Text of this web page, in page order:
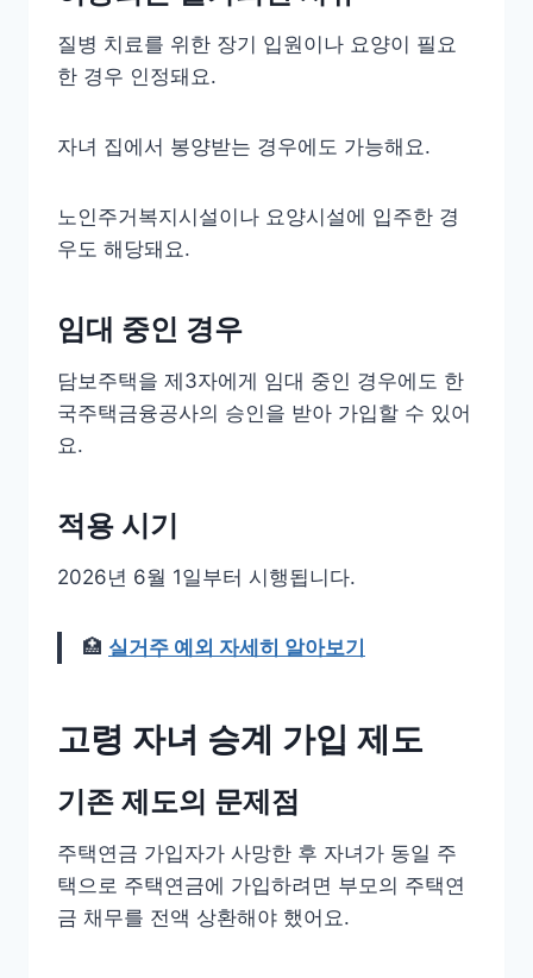
질병 치료를 위한 장기 입원이나 요양이 필요
한 경우 인정돼요.
자녀 집에서 봉양받는 경우에도 가능해요.
노인주거복지시설이나 요양시설에 입주한 경
우도 해당돼요.
임대 중인 경우
담보주택을 제3자에게 임대 중인 경우에도 한
국주택금융공사의 승인을 받아 가입할 수 있어
요.
적용 시기
2026년 6월 1일부터 시행됩니다.
🏥 실거주 예외 자세히 알아보기
고령 자녀 승계 가입 제도
기존 제도의 문제점
주택연금 가입자가 사망한 후 자녀가 동일 주
택으로 주택연금에 가입하려면 부모의 주택연
금 채무를 전액 상환해야 했어요.